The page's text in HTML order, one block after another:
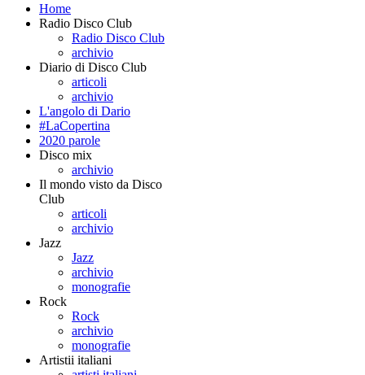
Home
Radio Disco Club
Radio Disco Club
archivio
Diario di Disco Club
articoli
archivio
L'angolo di Dario
#LaCopertina
2020 parole
Disco mix
archivio
Il mondo visto da Disco
Club
articoli
archivio
Jazz
Jazz
archivio
monografie
Rock
Rock
archivio
monografie
Artistii italiani